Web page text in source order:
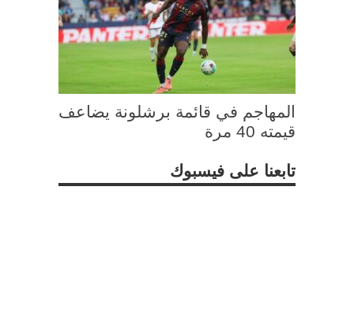
المهاجم في قائمة برشلونة يضاعف
قيمته 40 مرة
تابعنا على فيسبوك